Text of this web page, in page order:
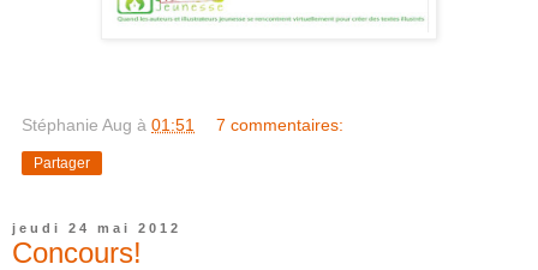
Stéphanie Aug à 01:51 7 commentaires:
Partager
jeudi 24 mai 2012
Concours!